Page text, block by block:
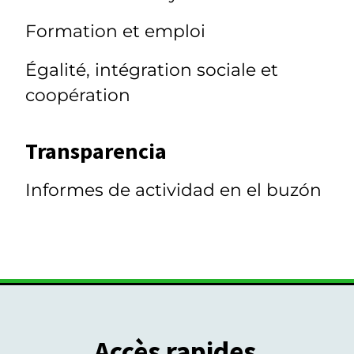
Formation et emploi
Égalité, intégration sociale et
coopération
Transparencia
Informes de actividad en el buzón